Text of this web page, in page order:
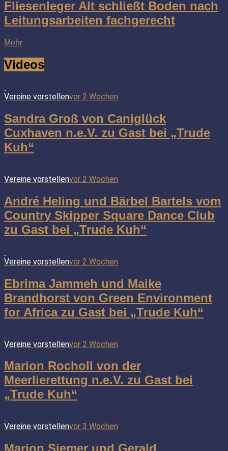
Fliesenleger Alt schließt Boden nach
Leitungsarbeiten fachgerecht
Mehr
Videos
Vereine vorstellenvor 2 Wochen
Sandra Groß von Caniglück
Cuxhaven n.e.V. zu Gast bei „Trude
Kuh“
Vereine vorstellenvor 2 Wochen
André Heling und Bärbel Bartels vom
Country Skipper Square Dance Club
zu Gast bei „Trude Kuh“
Vereine vorstellenvor 2 Wochen
Ebrima Jammeh und Maike
Brandhorst von Green Environment
for Africa zu Gast bei „Trude Kuh“
Vereine vorstellenvor 2 Wochen
Marion Rocholl von der
Meerlierettung n.e.V. zu Gast bei
„Trude Kuh“
Vereine vorstellenvor 3 Wochen